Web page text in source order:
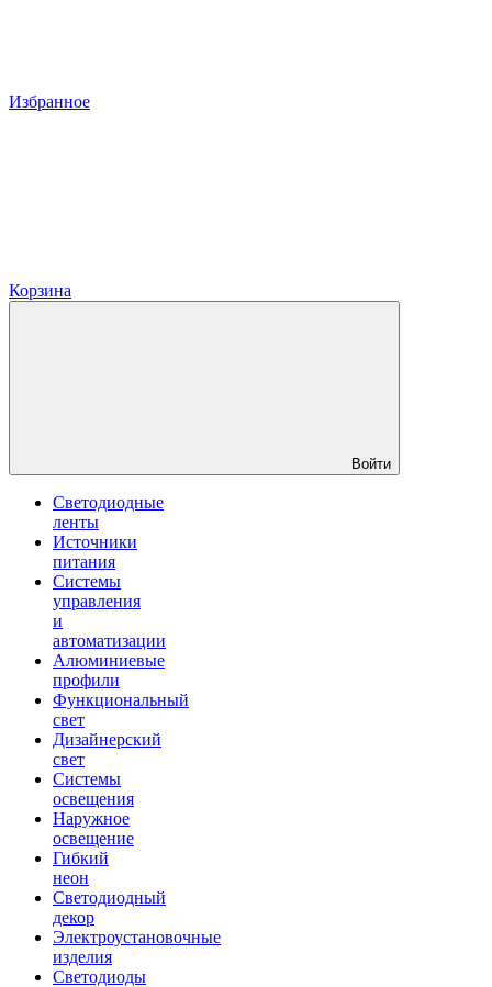
Избранное
Корзина
Войти
Светодиодные
ленты
Источники
питания
Системы
управления
и
автоматизации
Алюминиевые
профили
Функциональный
свет
Дизайнерский
свет
Системы
освещения
Наружное
освещение
Гибкий
неон
Светодиодный
декор
Электроустановочные
изделия
Светодиоды